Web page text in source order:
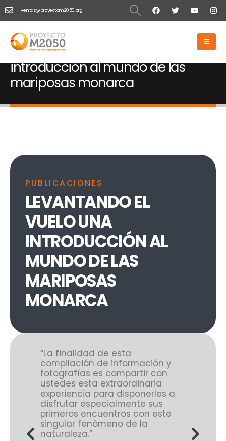
ventas@proyectom2050.org
MARIPOSAS MONARCA
Levantando el vuelo Una
introducción al mundo de las
mariposas monarca
PUBLICACIONES
LEVANTANDO EL
VUELO UNA
INTRODUCCIÓN AL
MUNDO DE LAS
MARIPOSAS
MONARCA
de esta
de información y
es compartir con
esta extraordinaria
para disponerles a
especialmente sus
encuentros con este
fenómeno de la
“No está claro si la
monarca es
mexicana, hay quien
lo es porque la mitad
especies de
plantas de las cuales
alimentan, son nativas
nuestro país. En
importa si es o no